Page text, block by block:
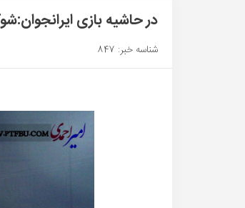
در حاشیه بازی
شناسه خبر: 847